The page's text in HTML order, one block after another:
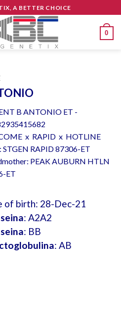
A BETTER CHOICE
0
B ANTONIO ET -
x RAPID x HOTLINE
STGEN RAPID 87306-ET
PEAK AUBURN HTLN
ET
of birth: 28-Dec-21
: A2A2
: BB
: AB